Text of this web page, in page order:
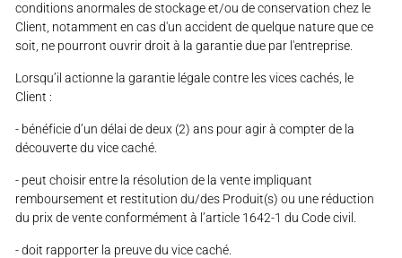
conditions anormales de stockage et/ou de conservation chez le
Client, notamment en cas d'un accident de quelque nature que ce
soit, ne pourront ouvrir droit à la garantie due par l'entreprise.
Lorsqu’il actionne la garantie légale contre les vices cachés, le
Client :
- bénéficie d’un délai de deux (2) ans pour agir à compter de la
découverte du vice caché.
- peut choisir entre la résolution de la vente impliquant
remboursement et restitution du/des Produit(s) ou une réduction
du prix de vente conformément à l’article 1642-1 du Code civil.
- doit rapporter la preuve du vice caché.